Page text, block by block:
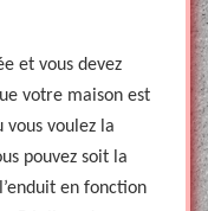
et vous devez
votre maison est
vous voulez la
pouvez soit la
en fonction